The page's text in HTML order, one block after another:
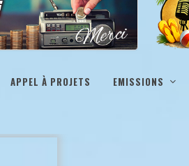
APPEL À PROJETS EMISSIONS